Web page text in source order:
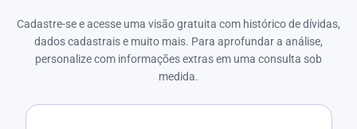
Cadastre-se e acesse uma visão gratuita com histórico de dívidas,
dados cadastrais e muito mais. Para aprofundar a análise,
personalize com informações extras em uma consulta sob
medida.